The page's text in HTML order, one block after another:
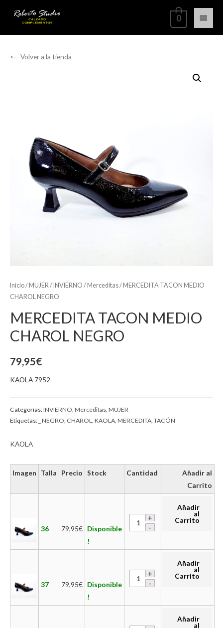
0
<-- Volver a la tienda
Inicio/ MUJER / INVIERNO / Merceditas/ MERCEDITA TACON MEDIO
CHAROL NEGRO
MERCEDITA TACON MEDIO
CHAROL NEGRO
79,95€
KAOLA 7952
Categorías:INVIERNO Merceditas MUJER
Etiquetas: _ NEGRO CHAROL KAOLA MERCEDITA TACÓN
KAOLA
Imagen Talla Precio Stock Cantidad
Añadir al
Carrito
36 79,95€ Disponible
!
Añadir
al
Carrito
37 79,95€ Disponible
!
Añadir
al
Carrito
Añadir
al